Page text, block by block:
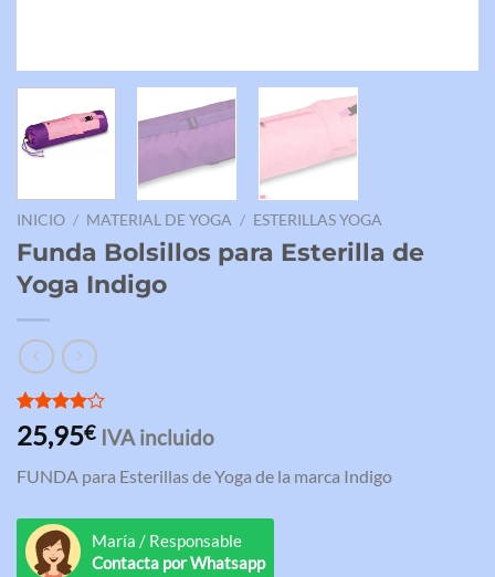
INICIO / MATERIAL DE YOGA / ESTERILLAS YOGA
Funda Bolsillos para Esterilla de
Yoga Indigo
Valorado
con4.00
base a
3
de
clientes
25,95€ IVA incluido
FUNDA para Esterillas de Yoga de la marca Indigo
María / Responsable
Contacta por Whatsapp